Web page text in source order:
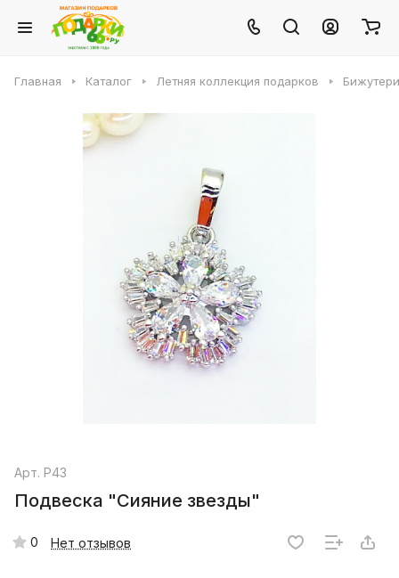
Главная Каталог Летняя коллекция подарков
Арт. P43
Подвеска "Сияние звезды"
0 Нет отзывов